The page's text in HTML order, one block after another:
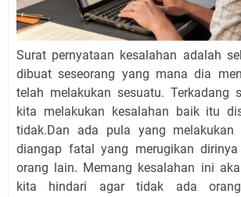
Surat pernyataan kesalahan adalah
dibuat seseorang yang mana dia
telah melakukan sesuatu. Terkadang
kita melakukan kesalahan baik itu
tidak.Dan ada pula yang melakukan
diangap fatal yang merugikan
orang lain. Memang kesalahan ini
kita hindari agar tidak ada